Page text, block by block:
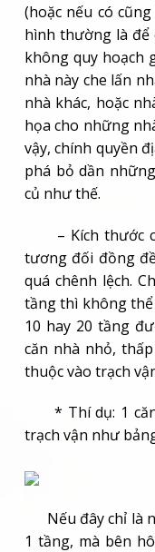
(hoặc nếu có
hình thường là để
không quy hoạch
nhà này che lấn
nhà khác, hoặc
họa cho những
vậy, chính quyền
phá bỏ dần
củ như thế.
– Kích thước
tương đối đồng
quá chênh lệch.
tầng thì không thể
10 hay 20 tầng
căn nhà nhỏ,
thuộc vào trạch
* Thí dụ: 1 căn
trạch vận như
Nếu đây chỉ là
1 tầng, mà bên